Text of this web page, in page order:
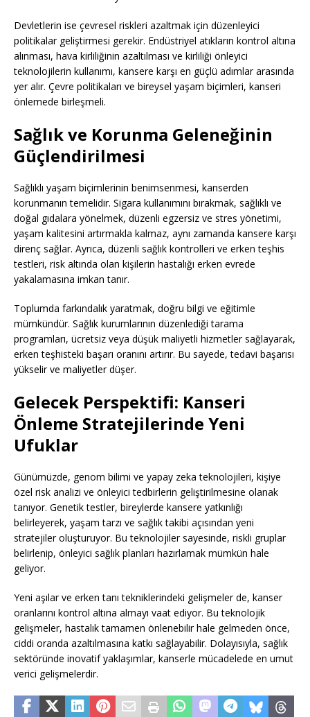
Devletlerin ise çevresel riskleri azaltmak için düzenleyici
politikalar geliştirmesi gerekir. Endüstriyel atıkların kontrol altına
alınması, hava kirliliğinin azaltılması ve kirliliği önleyici
teknolojilerin kullanımı, kansere karşı en güçlü adımlar arasında
yer alır. Çevre politikaları ve bireysel yaşam biçimleri, kanseri
önlemede birleşmeli.
Sağlık ve Korunma Geleneğinin
Güçlendirilmesi
Sağlıklı yaşam biçimlerinin benimsenmesi, kanserden
korunmanın temelidir. Sigara kullanımını bırakmak, sağlıklı ve
doğal gıdalara yönelmek, düzenli egzersiz ve stres yönetimi,
yaşam kalitesini artırmakla kalmaz, aynı zamanda kansere karşı
direnç sağlar. Ayrıca, düzenli sağlık kontrolleri ve erken teşhis
testleri, risk altında olan kişilerin hastalığı erken evrede
yakalamasına imkan tanır.
Toplumda farkındalık yaratmak, doğru bilgi ve eğitimle
mümkündür. Sağlık kurumlarının düzenlediği tarama
programları, ücretsiz veya düşük maliyetli hizmetler sağlayarak,
erken teşhisteki başarı oranını artırır. Bu sayede, tedavi başarısı
yükselir ve maliyetler düşer.
Gelecek Perspektifi: Kanseri
Önleme Stratejilerinde Yeni
Ufuklar
Günümüzde, genom bilimi ve yapay zeka teknolojileri, kişiye
özel risk analizi ve önleyici tedbirlerin geliştirilmesine olanak
tanıyor. Genetik testler, bireylerde kansere yatkınlığı
belirleyerek, yaşam tarzı ve sağlık takibi açısından yeni
stratejiler oluşturuyor. Bu teknolojiler sayesinde, riskli gruplar
belirlenip, önleyici sağlık planları hazırlamak mümkün hale
geliyor.
Yeni aşılar ve erken tanı tekniklerindeki gelişmeler de, kanser
oranlarını kontrol altına almayı vaat ediyor. Bu teknolojik
gelişmeler, hastalık tamamen önlenebilir hale gelmeden önce,
ciddi oranda azaltılmasına katkı sağlayabilir. Dolayısıyla, sağlık
sektöründe inovatif yaklaşımlar, kanserle mücadelede en umut
verici gelişmelerdir.